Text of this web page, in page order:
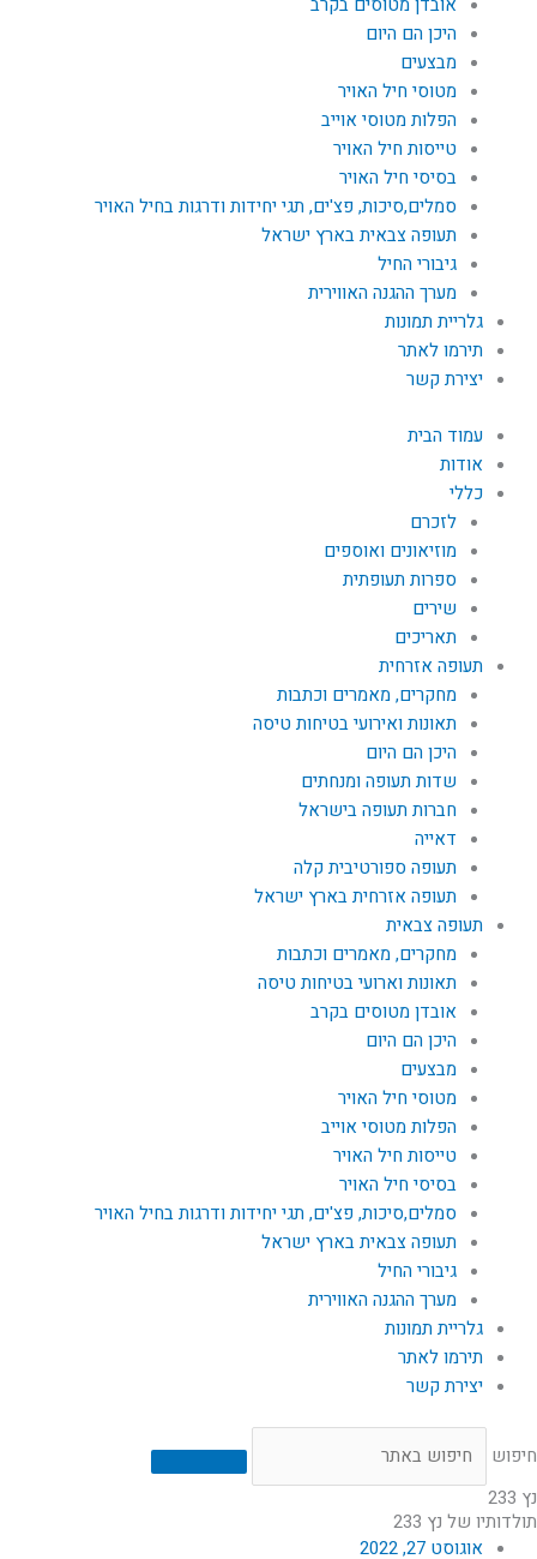
היכן הם היום
מבצעים
מטוסי חיל האויר
הפלות מטוסי אוייב
טייסות חיל האויר
בסיסי חיל האויר
סמלים,סיכות, פצ'ים, תגי יחידות ודרגות בחיל האויר
תעופה צבאית בארץ ישראל
גיבורי החיל
מערך ההגנה האווירית
גלריית תמונות
תירמו לאתר
יצירת קשר
עמוד הבית
אודות
כללי
לזכרם
מוזיאונים ואוספים
ספרות תעופתית
שירים
תאריכים
תעופה אזרחית
מחקרים, מאמרים וכתבות
תאונות ואירועי בטיחות טיסה
היכן הם היום
שדות תעופה ומנחתים
חברות תעופה בישראל
דאייה
תעופה ספורטיבית קלה
תעופה אזרחית בארץ ישראל
תעופה צבאית
מחקרים, מאמרים וכתבות
תאונות וארועי בטיחות טיסה
אובדן מטוסים בקרב
היכן הם היום
מבצעים
מטוסי חיל האויר
הפלות מטוסי אוייב
טייסות חיל האויר
בסיסי חיל האויר
סמלים,סיכות, פצ'ים, תגי יחידות ודרגות בחיל האויר
תעופה צבאית בארץ ישראל
גיבורי החיל
מערך ההגנה האווירית
גלריית תמונות
תירמו לאתר
יצירת קשר
חיפוש
נץ 233
תולדותיו של נץ 233
אוגוסט 27, 2022